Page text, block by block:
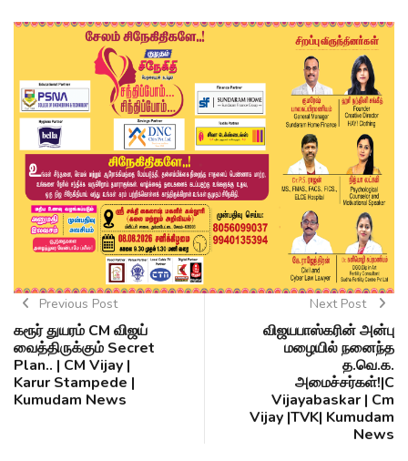
Previous Post
கரூர் துயரம் CM விஜய்
வைத்திருக்கும் Secret
Plan.. | CM Vijay |
Karur Stampede |
Kumudam News
Next Post
விஜயபாஸ்கரின் அன்பு
மழையில் நனைந்த
த.வெ.க.
அமைச்சர்கள்!|C
Vijayabaskar | Cm
Vijay |TVK| Kumudam
News